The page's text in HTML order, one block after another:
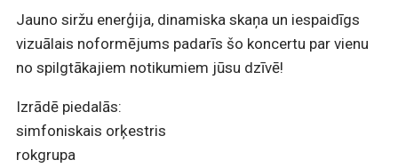
Jauno siržu enerģija, dinamiska skaņa un iespaidīgs
vizuālais noformējums padarīs šo koncertu par vienu
no spilgtākajiem notikumiem jūsu dzīvē!
Izrādē piedalās:
simfoniskais orķestris
rokgrupa